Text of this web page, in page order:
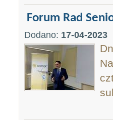
Forum Rad
Dodano: 17-04-2023